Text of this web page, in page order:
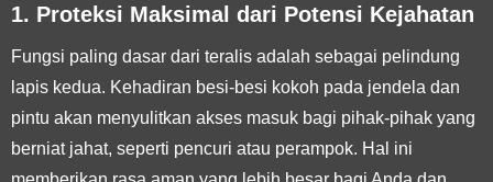
1. Proteksi Maksimal dari Potensi Kejahatan
Fungsi paling dasar dari teralis adalah sebagai pelindung
lapis kedua. Kehadiran besi-besi kokoh pada jendela dan
pintu akan menyulitkan akses masuk bagi pihak-pihak yang
berniat jahat, seperti pencuri atau perampok. Hal ini